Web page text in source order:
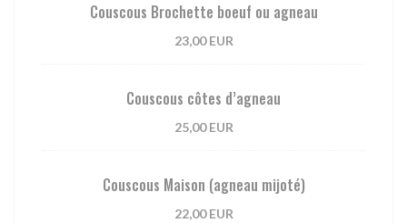
Couscous Brochette boeuf ou agneau
23,00 EUR
Couscous côtes d’agneau
25,00 EUR
Couscous Maison (agneau mijoté)
22,00 EUR